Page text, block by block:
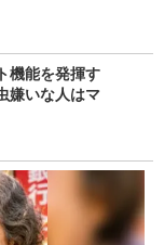
機能を発揮す
嫌いな人はマ